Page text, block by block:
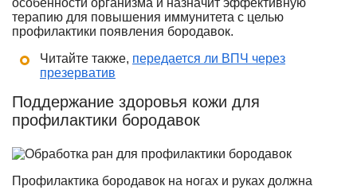
особенности организма и назначит эффективную
терапию для повышения иммунитета с целью
профилактики появления бородавок.
Читайте также, передается ли ВПЧ через
презерватив
Поддержание здоровья кожи для
профилактики бородавок
Профилактика бородавок на ногах и руках должна